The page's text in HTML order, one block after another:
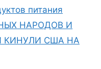
питания
НАРОДОВ И
КИНУЛИ США НА